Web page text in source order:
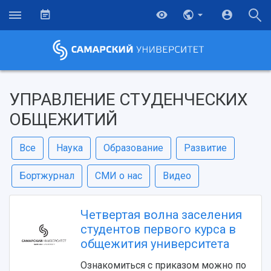
УПРАВЛЕНИЕ СТУДЕНЧЕСКИХ
ОБЩЕЖИТИЙ
Все Наука Образование Развитие
Бортжурнал СМИ о нас Видео
Четвертая волна заселения
студентов первого курса в
общежития университета
Ознакомиться с приказом можно по